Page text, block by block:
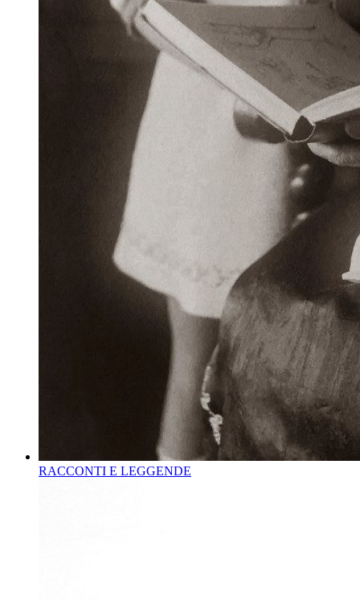
RACCONTI E LEGGENDE